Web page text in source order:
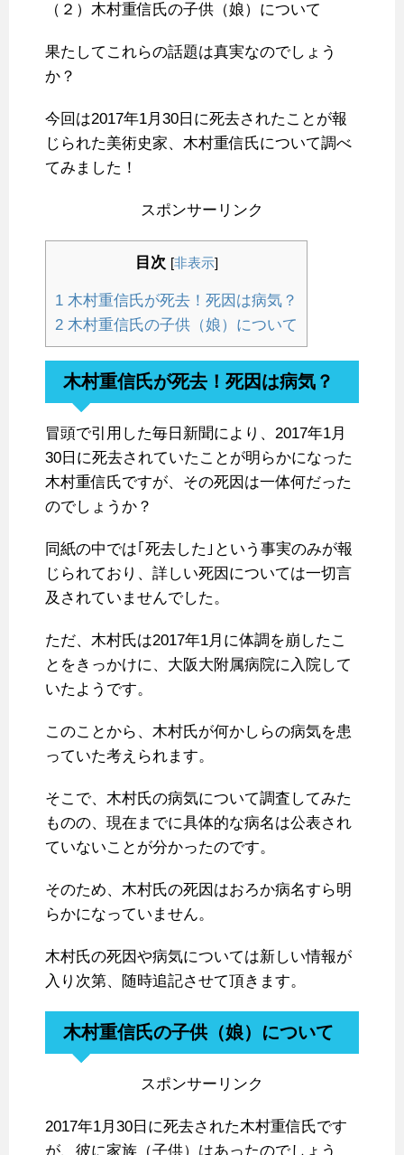
（２）木村重信氏の子供（娘）について
果たしてこれらの話題は真実なのでしょう
か？
今回は2017年1月30日に死去されたことが報
じられた美術史家、木村重信氏について調べ
てみました！
スポンサーリンク
目次 [非表示]
1 木村重信氏が死去！死因は病気？
2 木村重信氏の子供（娘）について
木村重信氏が死去！死因は病気？
冒頭で引用した毎日新聞により、2017年1月
30日に死去されていたことが明らかになった
木村重信氏ですが、その死因は一体何だった
のでしょうか？
同紙の中では｢死去した｣という事実のみが報
じられており、詳しい死因については一切言
及されていませんでした。
ただ、木村氏は2017年1月に体調を崩したこ
とをきっかけに、大阪大附属病院に入院して
いたようです。
このことから、木村氏が何かしらの病気を患
っていた考えられます。
そこで、木村氏の病気について調査してみた
ものの、現在までに具体的な病名は公表され
ていないことが分かったのです。
そのため、木村氏の死因はおろか病名すら明
らかになっていません。
木村氏の死因や病気については新しい情報が
入り次第、随時追記させて頂きます。
木村重信氏の子供（娘）について
スポンサーリンク
2017年1月30日に死去された木村重信氏です
が、彼に家族（子供）はあったのでしょう